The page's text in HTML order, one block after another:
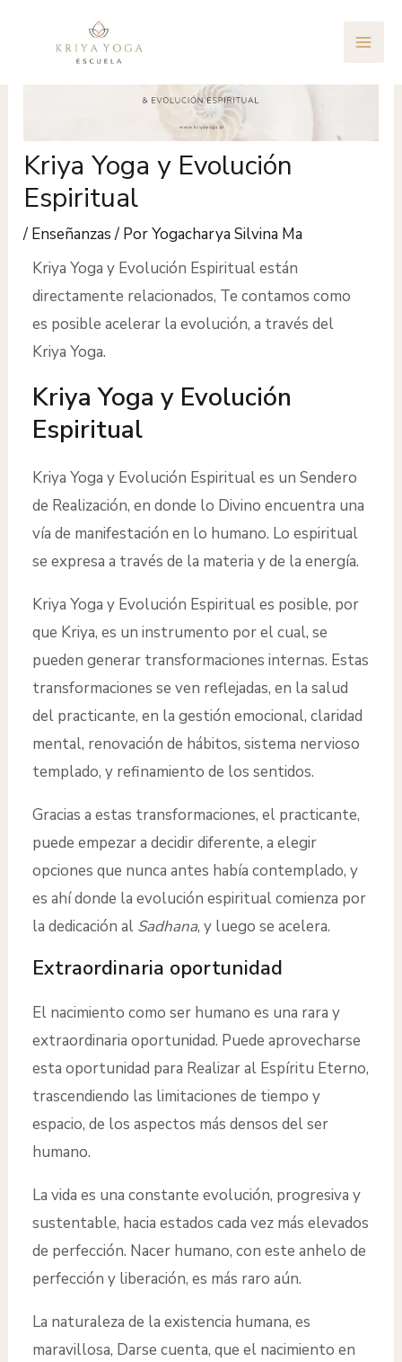
Kriya Yoga y Evolución
Espiritual
/ Enseñanzas/ PorYogacharya Silvina Ma
Kriya Yoga y Evolución Espiritual están
directamente relacionados, Te contamos como
es posible acelerar la evolución, a través del
Kriya Yoga.
Kriya Yoga y Evolución
Espiritual
Kriya Yoga y Evolución Espiritual es un Sendero
de Realización, en donde lo Divino encuentra una
vía de manifestación en lo humano. Lo espiritual
se expresa a través de la materia y de la energía.
Kriya Yoga y Evolución Espiritual es posible, por
que Kriya, es un instrumento por el cual, se
pueden generar transformaciones internas. Estas
transformaciones se ven reflejadas, en la salud
del practicante, en la gestión emocional, claridad
mental, renovación de hábitos, sistema nervioso
templado, y refinamiento de los sentidos.
Gracias a estas transformaciones, el practicante,
puede empezar a decidir diferente, a elegir
opciones que nunca antes había contemplado, y
es ahí donde la evolución espiritual comienza por
la dedicación al Sadhana, y luego se acelera.
Extraordinaria oportunidad
El nacimiento como ser humano es una rara y
extraordinaria oportunidad. Puede aprovecharse
esta oportunidad para Realizar al Espíritu Eterno,
trascendiendo las limitaciones de tiempo y
espacio, de los aspectos más densos del ser
humano.
La vida es una constante evolución, progresiva y
sustentable, hacia estados cada vez más elevados
de perfección. Nacer humano, con este anhelo de
perfección y liberación, es más raro aún.
La naturaleza de la existencia humana, es
maravillosa, Darse cuenta, que el nacimiento en